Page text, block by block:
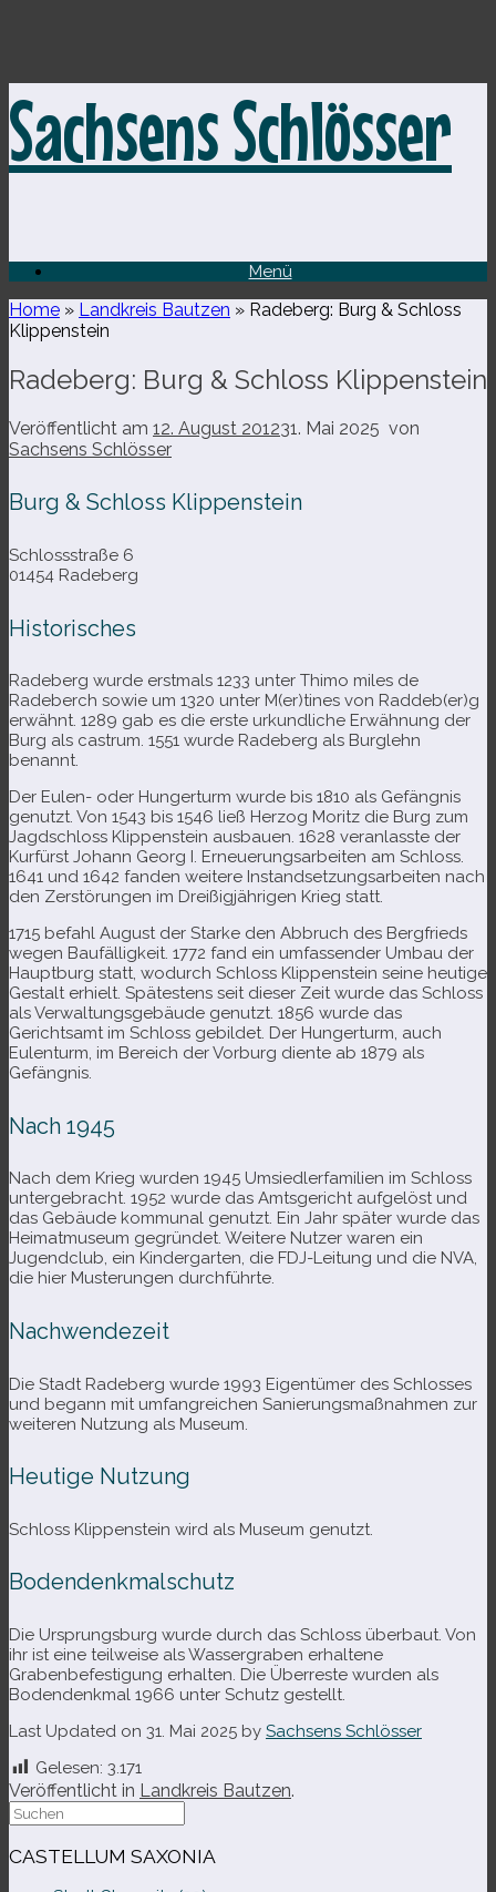
Inhalt
springen
Sachsens Schlösser
Menü
Home » Landkreis Bautzen » Radeberg: Burg & Schloss
Klippenstein
Radeberg: Burg & Schloss Klippenstein
Veröffentlicht am 12. August 201231. Mai 2025 von
Sachsens Schlösser
Burg & Schloss Klippenstein
Schlossstraße 6
01454 Radeberg
Historisches
Radeberg wurde erst­mals 1233 unter Thimo miles de
Radeberch sowie um 1320 unter M(er)tines von Raddeb(er)g
erwähnt. 1289 gab es die erste urkund­li­che Erwähnung der
Burg als castrum. 1551 wurde Radeberg als Burglehn
benannt.
Der Eulen- oder Hungerturm wurde bis 1810 als Gefängnis
genutzt. Von 1543 bis 1546 ließ Herzog Moritz die Burg zum
Jagdschloss Klippenstein aus­bauen. 1628 ver­an­lasste der
Kurfürst Johann Georg I. Erneuerungsarbeiten am Schloss.
1641 und 1642 fan­den wei­tere Instandsetzungsarbeiten nach
den Zerstörungen im Dreißigjährigen Krieg statt.
1715 befahl August der Starke den Abbruch des Bergfrieds
wegen Baufälligkeit. 1772 fand ein umfas­sen­der Umbau der
Hauptburg statt, wodurch Schloss Klippenstein seine heu­tige
Gestalt erhielt. Spätestens seit die­ser Zeit wurde das Schloss
als Verwaltungsgebäude genutzt. 1856 wurde das
Gerichtsamt im Schloss gebil­det. Der Hungerturm, auch
Eulenturm, im Bereich der Vorburg diente ab 1879 als
Gefängnis.
Nach 1945
Nach dem Krieg wur­den 1945 Umsiedlerfamilien im Schloss
unter­ge­bracht. 1952 wurde das Amtsgericht auf­ge­löst und
das Gebäude kom­mu­nal genutzt. Ein Jahr spä­ter wurde das
Heimatmuseum gegrün­det. Weitere Nutzer waren ein
Jugendclub, ein Kindergarten, die FDJ-​Leitung und die NVA,
die hier Musterungen durchführte.
Nachwendezeit
Die Stadt Radeberg wurde 1993 Eigentümer des Schlosses
und begann mit umfang­rei­chen Sanierungsmaßnahmen zur
wei­te­ren Nutzung als Museum.
Heutige Nutzung
Schloss Klippenstein wird als Museum genutzt.
Bodendenkmalschutz
Die Ursprungsburg wurde durch das Schloss über­baut. Von
ihr ist eine teil­weise als Wassergraben erhal­tene
Grabenbefestigung erhal­ten. Die Überreste wur­den als
Bodendenkmal 1966 unter Schutz gestellt.
Last Updated on 31. Mai 2025 by Sachsens Schlösser
Gelesen: 3.171
Veröffentlicht in Landkreis Bautzen.
Suche
nach:
CASTELLUM SAXONIA